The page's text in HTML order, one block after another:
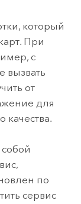
который
При
с
вызвать
от
для
качества.
по
сервис